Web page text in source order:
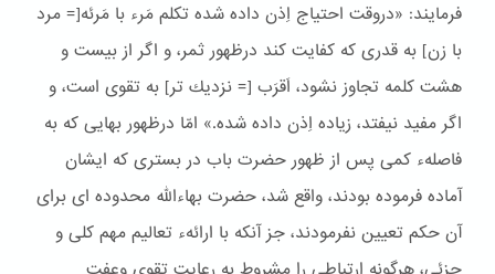
فرمایند: «دروقت احتیاج اِذن داده شده تكلم مَرء با مَرئه[= مرد
با زن] به قدری كه كفایت كند درظهور ثمر، و اگر از بیست و
هشت كلمه تجاوز نشود، اَقرَب [= نزدیك تر] به تقوی است، و
اگر مفید نیفتد، زیاده اِذن داده شده.» امّا درظهور بهایی كه به
فاصلهء كمی پس از ظهور حضرت باب در بستری كه ایشان
آماده فرموده بودند، واقع شد، حضرت بهاءالله محدوده ای برای
آن حكم تعیین نفرمودند، جز آنكه با ارائهء تعالیم مهم كلی و